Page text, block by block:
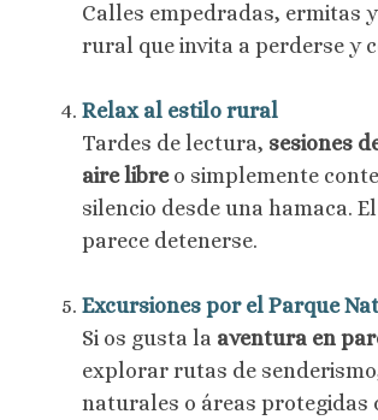
Calles empedradas, ermitas
rural que invita a perderse y
Relax al estilo rural
Tardes de lectura, sesiones
aire libreo simplemente
silencio desde una hamaca.
parece detenerse.
Excursiones por el Parque
Si os gusta la aventura en
explorar rutas de
naturales o áreas protegidas